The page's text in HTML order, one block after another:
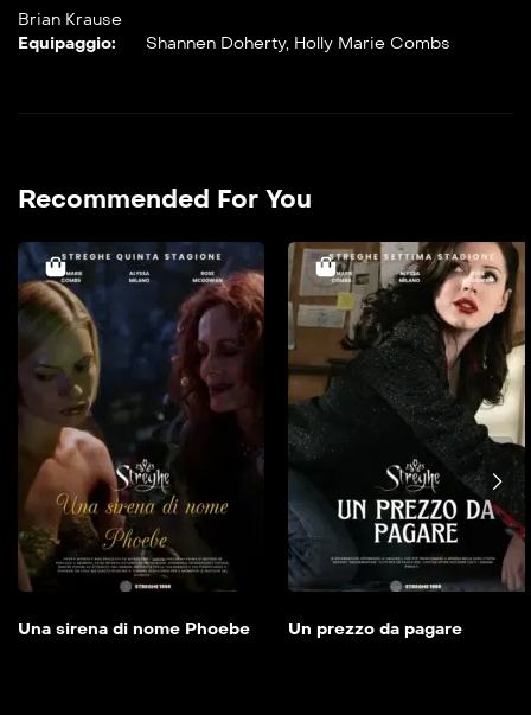
Brian Krause
Equipaggio:
Shannen Doherty, Holly Marie Combs
Recommended For You
Una sirena di nome Phoebe
Una sirena di nome
Phoebe
2002 42min
Aggiungi alla mia
Un prezzo da pagare